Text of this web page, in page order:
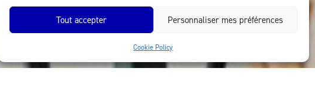
Tout accepter Personnaliser mes préférences
Cookie Policy